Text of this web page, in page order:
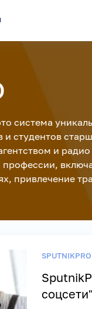
система
и студентов
и
привлечение
SPUTNIKPRO
соцсети"